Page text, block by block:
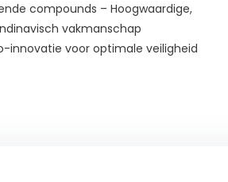
compounds – Hoogwaardige,
vakmanschap
innovatie voor optimale veiligheid